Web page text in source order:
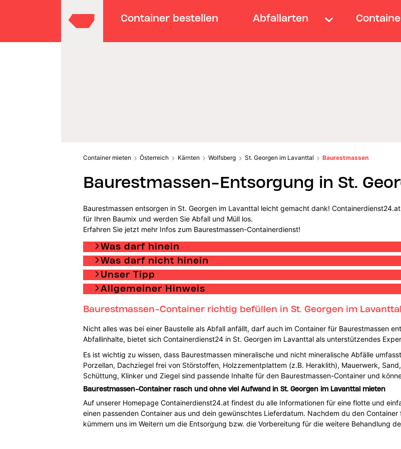
Container bestellen Abfallarten
Container mieten Österreich Kärnten Wolfsberg St. Georgen im Lavanttal Baurestmassen
Baurestmassen-Entsorgung in St.
Baurestmassen entsorgen in St. Georgen im Lavanttal leicht gemacht dank!
für Ihren Baumix und werden Sie Abfall und Müll los.
Erfahren Sie jetzt mehr Infos zum Baurestmassen-Containerdienst!
Was darf hinein
Was darf nicht hinein
Unser Tipp
Allgemeiner Hinweis
Baurestmassen-Container richtig befüllen in St. Georgen im Lavanttal
Nicht alles was bei einer Baustelle als Abfall anfällt, darf auch im Container für Baurestmassen
Abfallinhalte, bietet sich Containerdienst24 in St. Georgen im Lavanttal als unterstützendes
Es ist wichtig zu wissen, dass Baurestmassen mineralische und nicht mineralische Abfälle
Porzellan, Dachziegel frei von Störstoffen, Holzzementplattem (z.B. Heraklith), Mauerwerk,
Schüttung, Klinker und Ziegel sind passende Inhalte für den Baurestmassen-Container und
Baurestmassen-Container rasch und ohne viel Aufwand in St. Georgen im Lavanttal mieten
Auf unserer Homepage Containerdienst24.at findest du alle Informationen für eine flotte und
einen passenden Container aus und dein gewünschtes Lieferdatum. Nachdem du den
kümmern uns im Weitern um die Entsorgung bzw. die Vorbereitung für die weitere Behandlung